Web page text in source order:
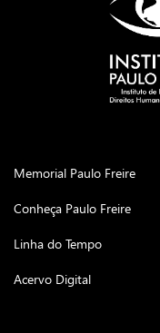
Memorial Paulo Freire
Conheça Paulo Freire
Linha do Tempo
Acervo Digital